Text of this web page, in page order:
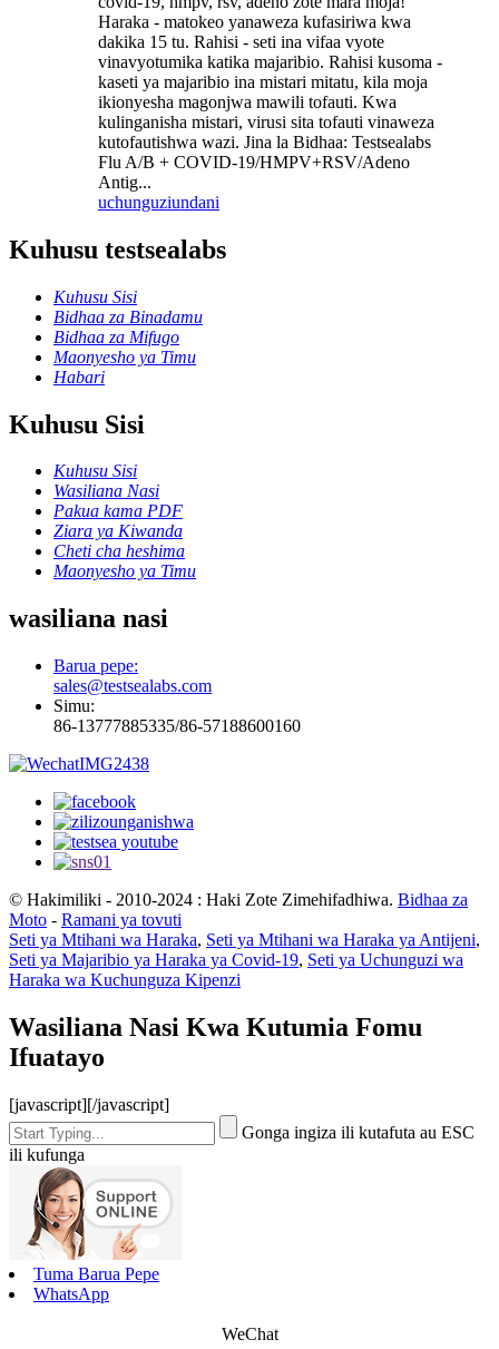
Haraka - matokeo yanaweza kufasiriwa kwa
dakika 15 tu. Rahisi - seti ina vifaa vyote
vinavyotumika katika majaribio. Rahisi kusoma -
kaseti ya majaribio ina mistari mitatu, kila moja
ikionyesha magonjwa mawili tofauti. Kwa
kulinganisha mistari, virusi sita tofauti vinaweza
kutofautishwa wazi. Jina la Bidhaa: Testsealabs
Flu A/B + COVID-19/HMPV+RSV/Adeno
Antig...
uchunguziundani
Kuhusu testsealabs
Kuhusu Sisi
Bidhaa za Binadamu
Bidhaa za Mifugo
Maonyesho ya Timu
Habari
Kuhusu Sisi
Kuhusu Sisi
Wasiliana Nasi
Pakua kama PDF
Ziara ya Kiwanda
Cheti cha heshima
Maonyesho ya Timu
wasiliana nasi
Barua pepe:
sales@testsealabs.com
Simu:
86-13777885335/86-57188600160
© Hakimiliki - 2010-2024 : Haki Zote Zimehifadhiwa. Bidhaa za
Moto - Ramani ya tovuti
Seti ya Mtihani wa Haraka, Seti ya Mtihani wa Haraka ya Antijeni,
Seti ya Majaribio ya Haraka ya Covid-19, Seti ya Uchunguzi wa
Haraka wa Kuchunguza Kipenzi
Wasiliana Nasi Kwa Kutumia Fomu
Ifuatayo
[javascript][/javascript]
Gonga ingiza ili kutafuta au ESC
ili kufunga
Tuma Barua Pepe
WhatsApp
WeChat